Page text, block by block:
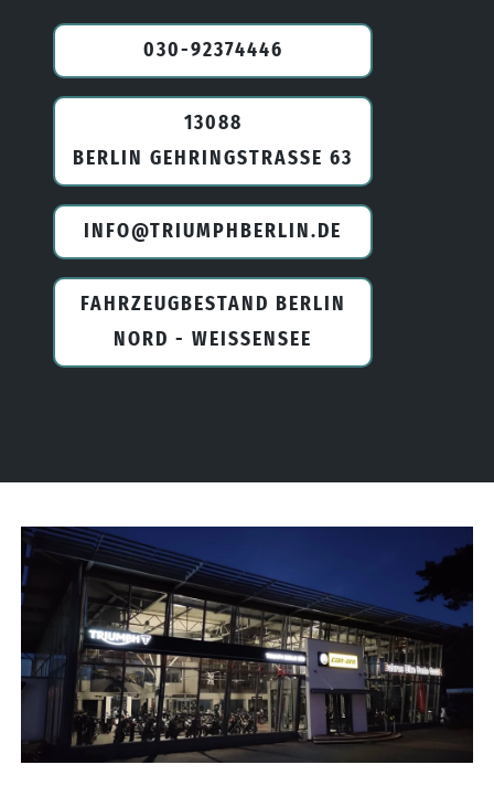
030-92374446
13088
BERLIN GEHRINGSTRASSE 63
INFO@TRIUMPHBERLIN.DE
FAHRZEUGBESTAND BERLIN
NORD - WEISSENSEE